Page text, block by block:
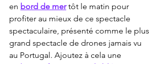
en bord de mer tôt le matin pour
profiter au mieux de ce spectacle
spectaculaire, présenté comme le plus
grand spectacle de drones jamais vu
au Portugal. Ajoutez à cela une